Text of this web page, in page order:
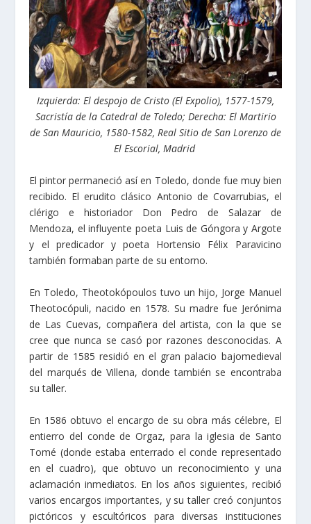
Izquierda: El despojo de Cristo (El Expolio), 1577-1579,
Sacristía de la Catedral de Toledo; Derecha: El Martirio
de San Mauricio, 1580-1582, Real Sitio de San Lorenzo de
El Escorial, Madrid
El pintor permaneció así en Toledo, donde fue muy bien
recibido. El erudito clásico Antonio de Covarrubias, el
clérigo e historiador Don Pedro de Salazar de
Mendoza, el influyente poeta Luis de Góngora y Argote
y el predicador y poeta Hortensio Félix Paravicino
también formaban parte de su entorno.
En Toledo, Theotokópoulos tuvo un hijo, Jorge Manuel
Theotocópuli, nacido en 1578. Su madre fue Jerónima
de Las Cuevas, compañera del artista, con la que se
cree que nunca se casó por razones desconocidas. A
partir de 1585 residió en el gran palacio bajomedieval
del marqués de Villena, donde también se encontraba
su taller.
En 1586 obtuvo el encargo de su obra más célebre, El
entierro del conde de Orgaz, para la iglesia de Santo
Tomé (donde estaba enterrado el conde representado
en el cuadro), que obtuvo un reconocimiento y una
aclamación inmediatos. En los años siguientes, recibió
varios encargos importantes, y su taller creó conjuntos
pictóricos y escultóricos para diversas instituciones